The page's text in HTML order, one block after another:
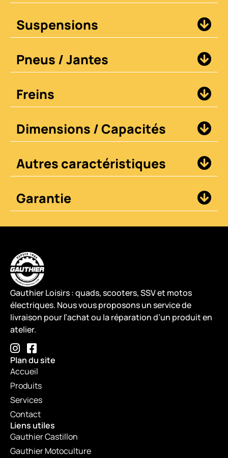
Suspensions
Pneus / Jantes
Freins
Dimensions / Capacités
Autres caractéristiques
Garantie
Gauthier Loisirs : quads, scooters, SSV et motos
électriques. Nous vous proposons un service de
livraison pour l’achat ou la réparation d’un produit en
atelier.
Plan du site
Accueil
Produits
Services
Contact
Liens utiles
Gauthier Castillon
Gauthier Motoculture